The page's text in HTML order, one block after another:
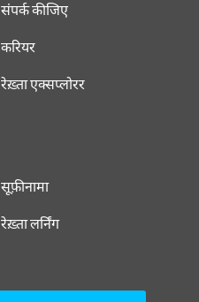
संपर्क कीजिए
करियर
रेख़्ता एक्सप्लोरर
सूफ़ीनामा
रेख़्ता लर्निंग